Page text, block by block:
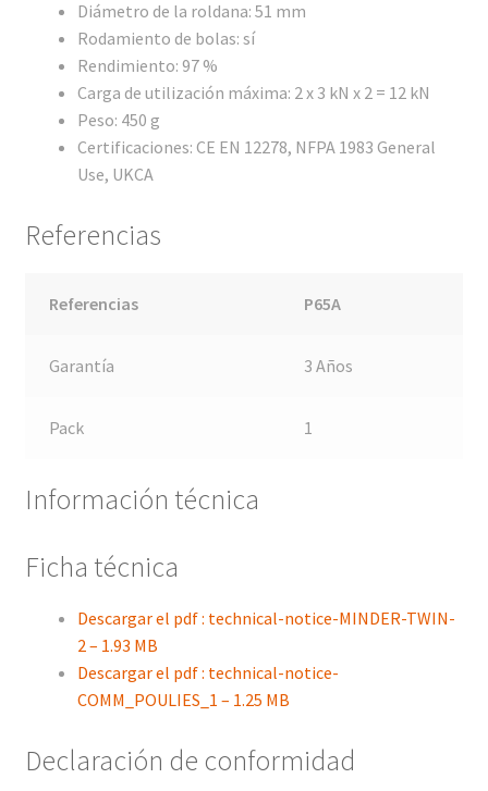
Diámetro de la roldana: 51 mm
Rodamiento de bolas: sí
Rendimiento: 97 %
Carga de utilización máxima: 2 x 3 kN x 2 = 12 kN
Peso: 450 g
Certificaciones: CE EN 12278, NFPA 1983 General
Use, UKCA
Referencias
Referencias P65A
Garantía 3 Años
Pack 1
Información técnica
Ficha técnica
Descargar el pdf : technical-notice-MINDER-TWIN-
2 – 1.93 MB
Descargar el pdf : technical-notice-
COMM_POULIES_1 – 1.25 MB
Declaración de conformidad